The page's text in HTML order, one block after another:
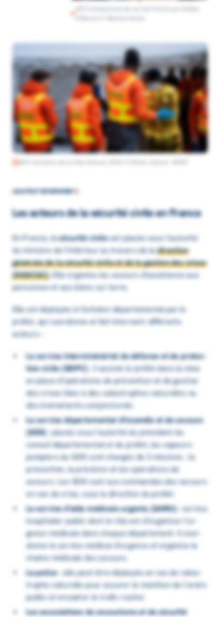
QUI PEUT INTERVENIR ?
Les acteurs de la sécu­rité civile en France
En France, lasécu­rité civileest placée sous l’au­to­rité
du ministre de l’In­té­rieur au travers de ladirec­tion
géné­rale de la sécu­rité civile et de la gestion des crises
(DGSCGC). Elle orga­nise les secours d’as­sis­tance aux
personnes et aux biens sur terre.
Elle est déployée à l’éche­lon dépar­te­men­tal par le
préfet, qui coor­donne et fait inter­ve­nir diffé­rents
acteurs :
Le service inter­mi­nis­té­riel de défense et de protec­
tion civile (SIDPC): il assiste le préfet dans la mise
en place d’opé­ra­tions de préven­tion et de gestion
des crises liées à des catas­trophes natu­relles ou
des événe­ments conjonc­tu­rels.
Le service dépar­te­men­tal d’in­cen­die et de secours
(SDIS): placés sous l’au­to­rité du président du
conseil dépar­te­men­tal et du préfet, les sapeurs-
pompiers du SDIS sont char­gés de 3 missions : la
préven­tion, la prévi­sion et les opéra­tions de
secours. Les SDIS sont aux commandes des secours
en cas de crise, sous la direc­tion du préfet.
Le service d’aide médi­cale urgente (SAMU): service
hospi­ta­lier public dont le rôle est d’or­ga­ni­ser l’ur­
gence médi­cale dans chaque dépar­te­ment. Il coor­
donne le service médi­cal d’ur­gence et orga­nise la
chaîne médi­cale des secours.
La police: elle peut être déployée en cas de catas­
trophe natu­relle pour assu­rer le main­tien de l’ordre
public et enca­drer le trafic routier.
Les asso­cia­tions de secou­risme et de sécu­rité